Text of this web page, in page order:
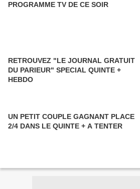
PROGRAMME TV DE CE SOIR
RETROUVEZ "LE JOURNAL GRATUIT
DU PARIEUR" SPECIAL QUINTE +
HEBDO
UN PETIT COUPLE GAGNANT PLACE
2/4 DANS LE QUINTE + A TENTER